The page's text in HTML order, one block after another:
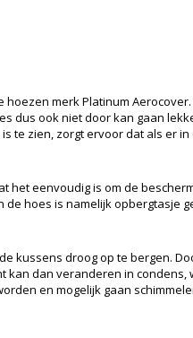
merk Platinum
dus ook niet door kan gaan
zien, zorgt ervoor dat als er
eenvoudig is om de
hoes is namelijk opbergtasje
kussens droog op te bergen.
dan veranderen in
en mogelijk gaan